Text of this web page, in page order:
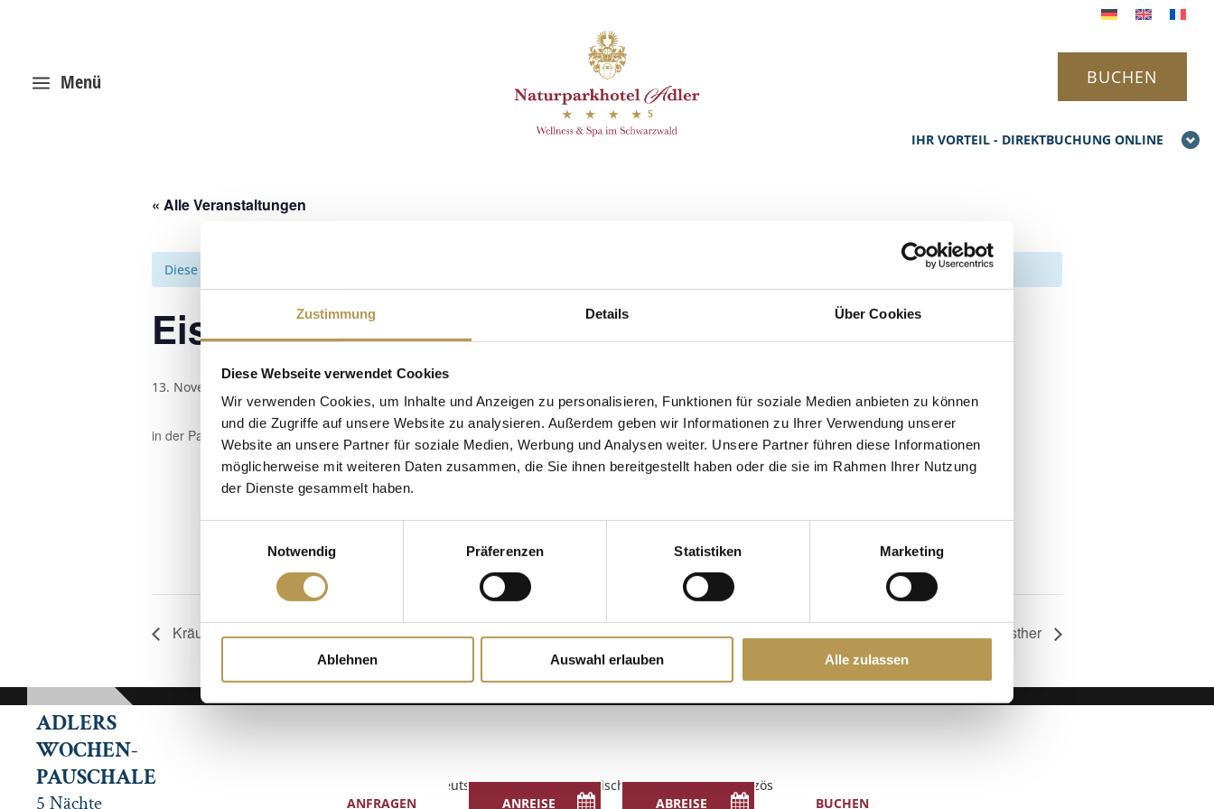
Zustimmung Details Über Cookies
Diese Webseite verwendet Cookies
Wir verwenden Cookies, um Inhalte und Anzeigen zu personalisieren, Funktionen für soziale Medien anbieten zu können
und die Zugriffe auf unsere Website zu analysieren. Außerdem geben wir Informationen zu Ihrer Verwendung unserer
Website an unsere Partner für soziale Medien, Werbung und Analysen weiter. Unsere Partner führen diese Informationen
möglicherweise mit weiteren Daten zusammen, die Sie ihnen bereitgestellt haben oder die sie im Rahmen Ihrer Nutzung
der Dienste gesammelt haben.
Notwendig
Präferenzen Statistiken Marketing
Ablehnen Auswahl erlauben Alle zulassen
IHR VORTEIL - DIREKTBUCHUNG ONLINE
ADLERS
WOCHEN-
PAUSCHALE
5 Nächte
a Menü BUCHEN
« Alle Veranstaltungen
Diese Veranstaltung hat bereits stattgefunden.
Eisaufgusszeremonie mit Esther
13. November 2025, 14:00
in der Panoramasauna
Zum Kalender hinzufügen
DETAILS
13. November 2025
Kräuterspaziergang mit Monika Salzpeeling mit Esther
Deutsch English(Englisch) Français(Französisch